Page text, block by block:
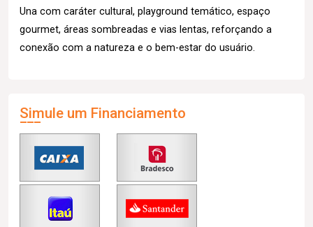
Una com caráter cultural, playground temático, espaço
gourmet, áreas sombreadas e vias lentas, reforçando a
conexão com a natureza e o bem-estar do usuário.
Simule um Financiamento